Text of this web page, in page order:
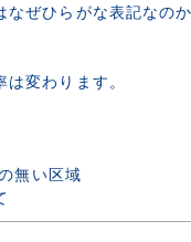
なぜひらがな表記なのか
変わります。
無い区域